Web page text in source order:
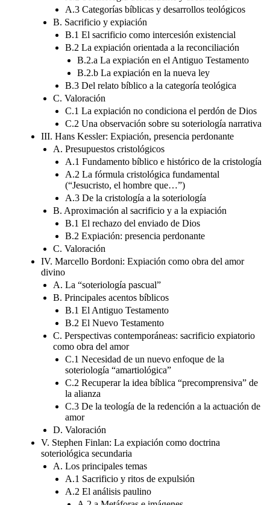
A.3 Categorías bíblicas y desarrollos teológicos
B. Sacrificio y expiación
B.1 El sacrificio como intercesión existencial
B.2 La expiación orientada a la reconciliación
B.2.a La expiación en el Antiguo Testamento
B.2.b La expiación en la nueva ley
B.3 Del relato bíblico a la categoría teológica
C. Valoración
C.1 La expiación no condiciona el perdón de Dios
C.2 Una observación sobre su soteriología narrativa
III. Hans Kessler: Expiación, presencia perdonante
A. Presupuestos cristológicos
A.1 Fundamento bíblico e histórico de la cristología
A.2 La fórmula cristológica fundamental
(“Jesucristo, el hombre que…”)
A.3 De la cristología a la soteriología
B. Aproximación al sacrificio y a la expiación
B.1 El rechazo del enviado de Dios
B.2 Expiación: presencia perdonante
C. Valoración
IV. Marcello Bordoni: Expiación como obra del amor
divino
A. La “soteriología pascual”
B. Principales acentos bíblicos
B.1 El Antiguo Testamento
B.2 El Nuevo Testamento
C. Perspectivas contemporáneas: sacrificio expiatorio
como obra del amor
C.1 Necesidad de un nuevo enfoque de la
soteriología “amartiológica”
C.2 Recuperar la idea bíblica “precomprensiva” de
la alianza
C.3 De la teología de la redención a la actuación de
amor
D. Valoración
V. Stephen Finlan: La expiación como doctrina
soteriológica secundaria
A. Los principales temas
A.1 Sacrificio y ritos de expulsión
A.2 El análisis paulino